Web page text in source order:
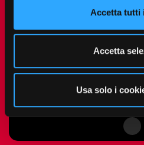
Accetta tutti
Accetta
Usa solo i
MODIFICA LE